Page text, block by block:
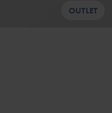
OUTLET